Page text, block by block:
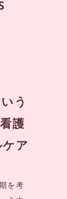
う
護
ア
を考